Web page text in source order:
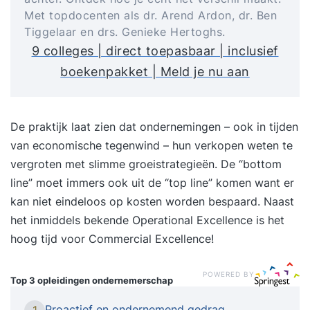
Met topdocenten als dr. Arend Ardon, dr. Ben
Tiggelaar en drs. Genieke Hertoghs.
9 colleges | direct toepasbaar | inclusief
boekenpakket | Meld je nu aan
De praktijk laat zien dat ondernemingen – ook in tijden
van economische tegenwind – hun verkopen weten te
vergroten met slimme groeistrategieën. De “bottom
line” moet immers ook uit de “top line” komen want er
kan niet eindeloos op kosten worden bespaard. Naast
het inmiddels bekende Operational Excellence is het
hoog tijd voor Commercial Excellence!
Top 3 opleidingenondernemerschap
POWERED BY